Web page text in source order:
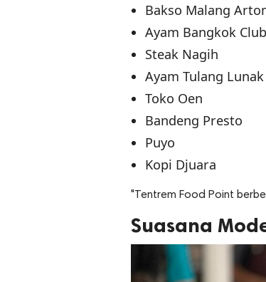
Bakso Malang
Ayam Bangkok Club
Steak Nagih
Ayam Tulang
Toko Oen
Bandeng Presto
Puyo
Kopi Djuara
"Tentrem Food Point
Suasana